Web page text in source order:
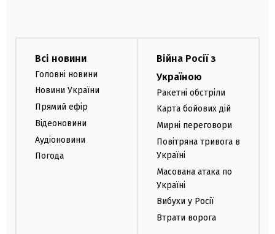
Всі новини
Головні новини
Новини України
Прямий ефір
Відеоновини
Аудіоновини
Погода
Війна Росії з
Україною
Ракетні обстріли
Карта бойових дій
Мирні переговори
Повітряна тривога в
Україні
Масована атака по
Україні
Вибухи у Росії
Втрати ворога